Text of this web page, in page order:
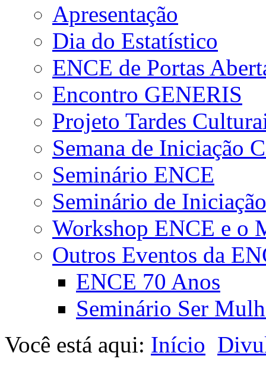
Apresentação
Dia do Estatístico
ENCE de Portas
Encontro GENERIS
Projeto Tardes
Semana de Iniciação
Seminário ENCE
Seminário de
Workshop ENCE e o
Outros Eventos da
ENCE 70 Anos
Seminário Ser
Você está aqui: Início